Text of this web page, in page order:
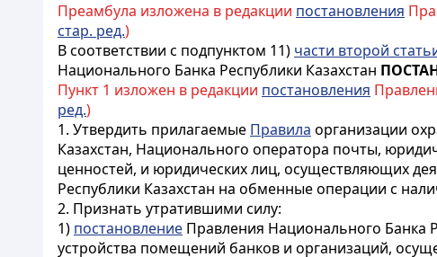
Преамбула изложена в редакции постановления
стар. ред.)
В соответствии с подпунктом 11) части второй
Национального Банка Республики Казахстан
Пункт 1 изложен в редакции постановления
ред.)
1. Утвердить прилагаемые Правила организации
Казахстан, Национального оператора почты,
ценностей, и юридических лиц, осуществляющих
Республики Казахстан на обменные операции с
2. Признать утратившими силу:
1) постановление Правления Национального Банка
устройства помещений банков и организаций,